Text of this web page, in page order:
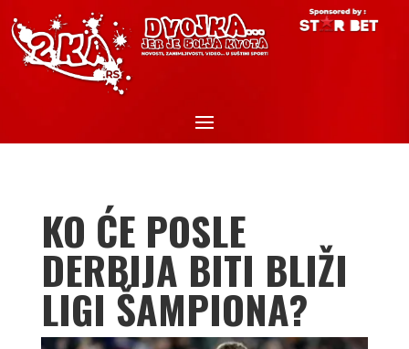
KO ĆE POSLE
DERBIJA BITI BLIŽI
LIGI ŠAMPIONA?